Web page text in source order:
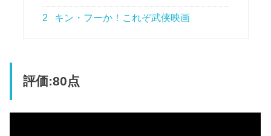
2 キン・フーか！これぞ武侠映画
評価:80点